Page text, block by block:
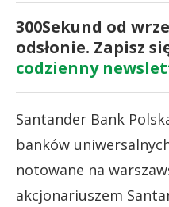
300Sekund od
odsłonie. Zapisz
codzienny
Santander Bank
banków
notowane na
akcjonariuszem